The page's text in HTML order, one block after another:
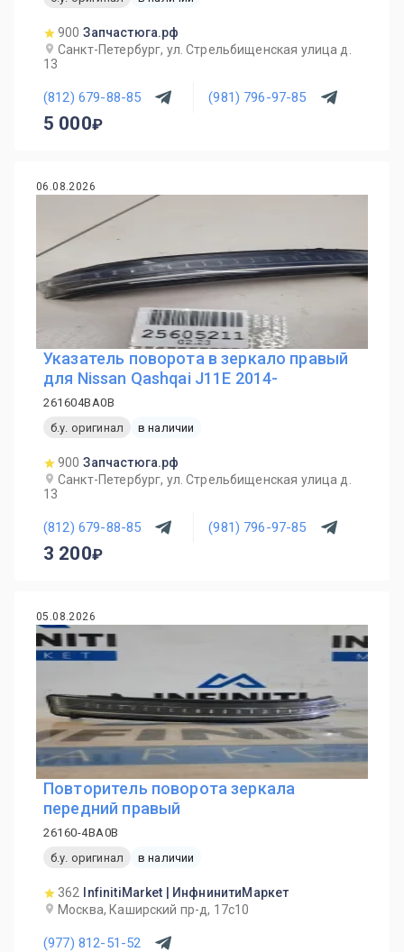
900 Запчастюга.рф
Санкт-Петербург, ул. Стрельбищенская улица д.
13
(812) 679-88-85 (981) 796-97-85
5 000
06.08.2026
Указатель поворота в зеркало правый
для Nissan Qashqai J11E 2014-
261604BA0B
б.у. оригинал
в наличии
900 Запчастюга.рф
Санкт-Петербург, ул. Стрельбищенская улица д.
13
(812) 679-88-85 (981) 796-97-85
3 200
05.08.2026
Повторитель поворота зеркала
передний правый
26160-4BA0B
б.у. оригинал
в наличии
362
InfinitiMarket | ИнфнинитиМаркет
Москва, Каширский пр-д, 17с10
(977) 812-51-52